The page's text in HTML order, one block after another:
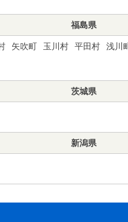
福島県
矢吹町 玉川村 平田村 浅川
茨城県
新潟県